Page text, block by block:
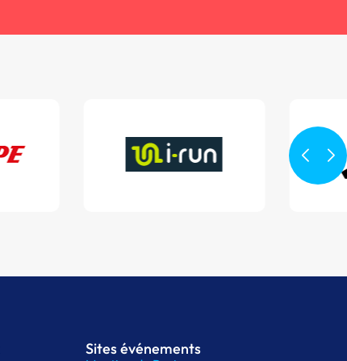
Sites événements